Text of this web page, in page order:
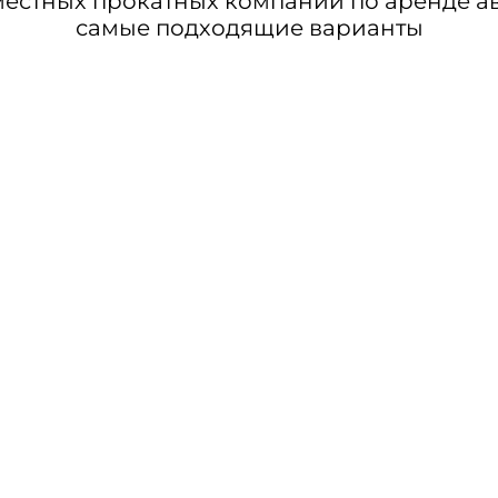
самые подходящие варианты